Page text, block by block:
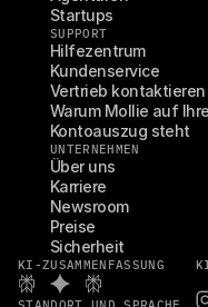
Startups
SUPPORT
Hilfezentrum
Kundenservice
Vertrieb kontaktieren
Warum Mollie auf
Kontoauszug steht
UNTERNEHMEN
Über uns
Karriere
Newsroom
Preise
Sicherheit
KI-ZUSAMMENFASSUNG